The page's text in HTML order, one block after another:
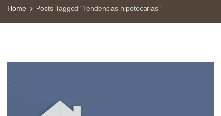
Home Posts Tagged "Tendencias hipotecarias"